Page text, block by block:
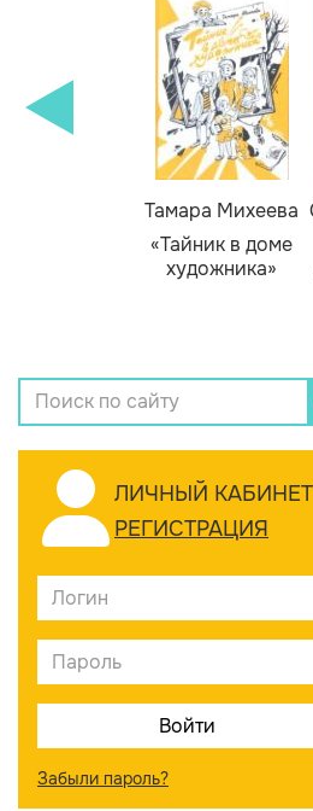
Тамара Михеева
«Тайник в доме
художника»
ЛИЧНЫЙ КАБИНЕТ
РЕГИСТРАЦИЯ
Забыли пароль?